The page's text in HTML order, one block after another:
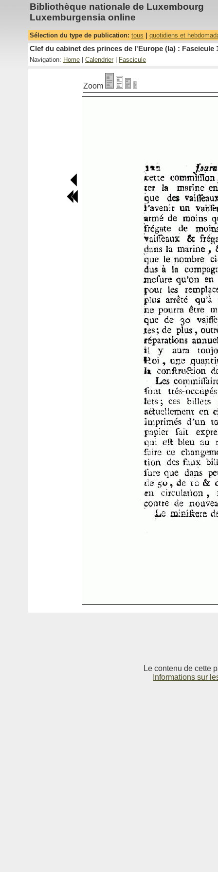
Bibliothèque nationale de Luxembourg
Luxemburgensia online
Sélection du type de publication: tous quotidiens et
Clef du cabinet des princes de l'Europe (la) : Fascicule
Navigation: Home Calendrier Fascicule
Zoom
Le contenu de cette
Informations sur